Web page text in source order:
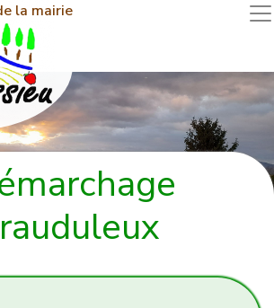
la mairie